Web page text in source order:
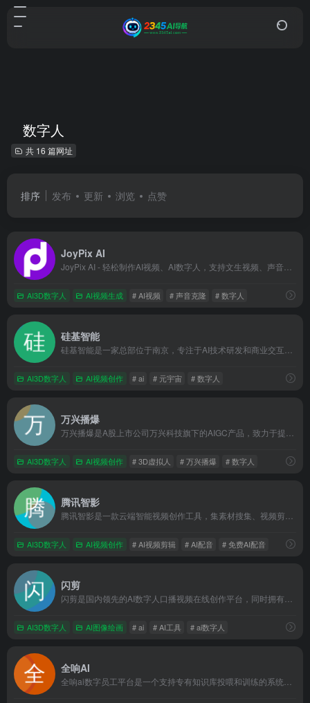
数字人
共 16 篇网址
排序 发布 更新 浏览 点赞
JoyPix AI
AI3D数字人 AI视频生成 # AI视频 # 声音克隆 # 数字人
硅基智能
AI3D数字人 AI视频创作 # ai # 元宇宙 # 数字人
万兴播爆
AI3D数字人 AI视频创作 # 3D虚拟人 # 万兴播爆 # 数字人
腾讯智影
AI3D数字人 AI视频创作 # AI视频剪辑 # AI配音 # 免费AI配音
闪剪
AI3D数字人 AI图像绘画 # ai # AI工具 # ai数字人
全响AI